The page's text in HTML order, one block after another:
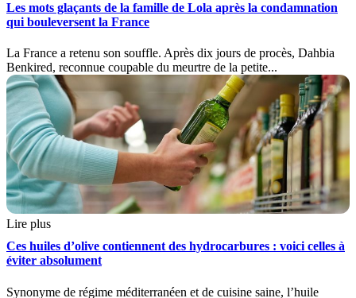
Les mots glaçants de la famille de Lola après la condamnation
qui bouleversent la France
La France a retenu son souffle. Après dix jours de procès, Dahbia
Benkired, reconnue coupable du meurtre de la petite...
Lire plus
Ces huiles d’olive contiennent des hydrocarbures : voici celles à
éviter absolument
Synonyme de régime méditerranéen et de cuisine saine, l’huile